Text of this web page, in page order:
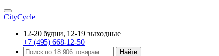
CityCycle
12-20 будни, 12-19 выходные
+7 (495) 668-12-50
Найти